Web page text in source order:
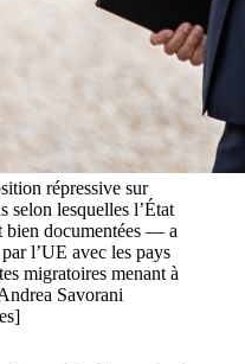
répressive sur
selon lesquelles l’État
bien documentées — a
l’UE avec les pays
migratoires menant à
Savorani